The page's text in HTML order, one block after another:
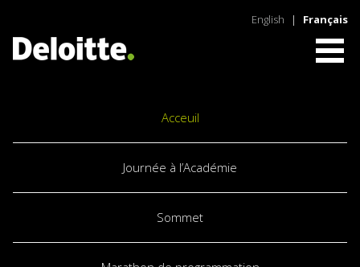
Français
|
English
Acceuil
Journée à l’Académie
Sommet